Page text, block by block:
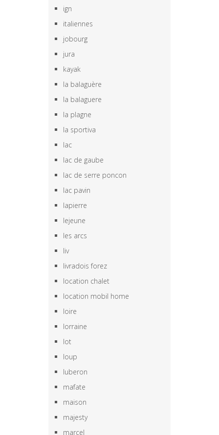
ign
italiennes
jobourg
jura
kayak
la balaguère
la balaguere
la plagne
la sportiva
lac
lac de gaube
lac de serre poncon
lac pavin
lapierre
lejeune
les arcs
liv
livradois forez
location chalet
location mobil home
loire
lorraine
lot
loup
luberon
mafate
maison
majesty
marcel